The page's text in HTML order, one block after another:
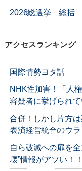
2026総選挙 総括
アクセスランキング
国際情勢ヨタ話
NHK性加害！「人
容疑者に挙げられ
合併！しかし片方
表済経営統合のウラ
自ら破滅への扉を
壊”情報がアツい！！